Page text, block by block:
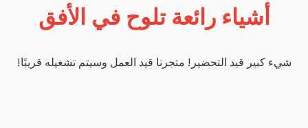
أشياء رائعة تلوح في الأفق
شيء كبير قيد التحضير! متجرنا قيد العمل وسيتم تشغيله قريبًا!